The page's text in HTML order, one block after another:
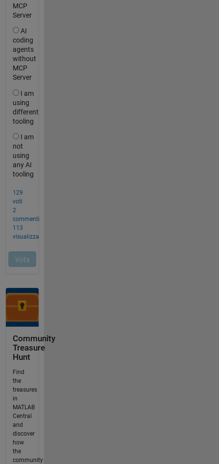
Community
Treasure
Hunt
Find
the
treasures
in
MATLAB
Central
and
discover
how
the
community